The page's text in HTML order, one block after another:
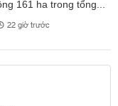
161 ha trong tổng...
22 giờ trước